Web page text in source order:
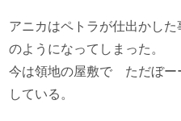
アニカはペトラが仕出かし
のようになってしまった。
今は領地の屋敷で ただぼー
している。